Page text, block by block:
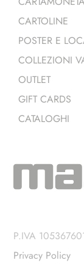
CARTOLINE
POSTER E
COLLEZIONI
OUTLET
GIFT CARDS
CATALOGHI
P.IVA
Privacy Policy